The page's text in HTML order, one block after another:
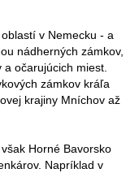
v Nemecku - a
nádherných zámkov,
očarujúcich miest.
zámkov kráľa
krajiny Mníchov až
Horné Bavorsko
Napríklad v